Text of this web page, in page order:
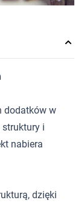
dodatków w
i
nabiera
dzięki